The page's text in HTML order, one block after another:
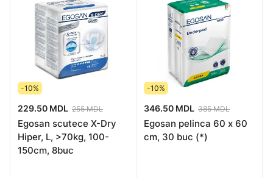
-10%
229.50 MDL 255 MDL
Egosan scutece X-Dry
Hiper, L, >70kg, 100-
150cm, 8buc
-10%
346.50 MDL 385 MDL
Egosan pelinca 60 x 60
cm, 30 buc (*)